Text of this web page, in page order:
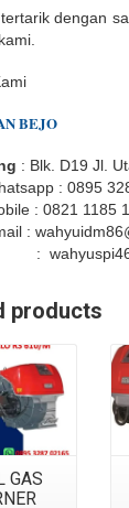
dengan
BEJO
: Blk. D19 Jl.
: 0895
: 0821 1185
:
products
GAS